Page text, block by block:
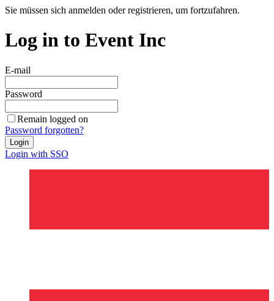
Sie müssen sich anmelden oder registrieren, um fortzufahren.
Log in to Event Inc
E-mail
Password
Remain logged on
Password forgotten?
Login
Login with SSO